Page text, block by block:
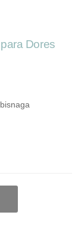
Dores